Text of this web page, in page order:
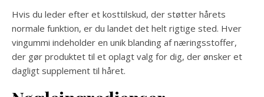
Hvis du leder efter et kosttilskud, der støtter hårets
normale funktion, er du landet det helt rigtige sted. Hver
vingummi indeholder en unik blanding af næringsstoffer,
der gør produktet til et oplagt valg for dig, der ønsker et
dagligt supplement til håret.